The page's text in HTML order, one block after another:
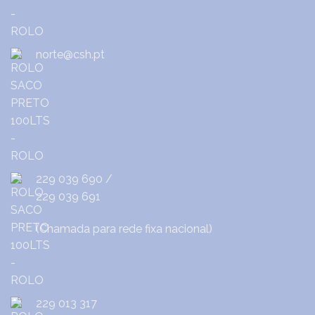
norte@csh.pt
229 039 690 /
229 039 691
(Chamada para rede fixa nacional)
229 013 317